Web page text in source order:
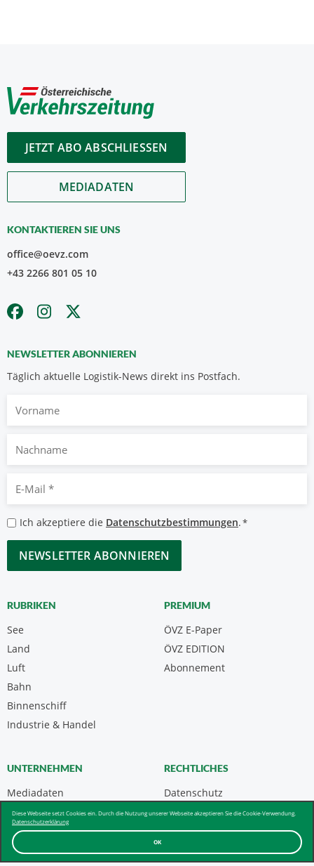
OK
Diese Webseite setzt Cookies ein. Durch die Nutzung unserer Webseite akzeptieren Sie die Cookie-Verwendung.
Datenschutzerklärung
JETZT ABO ABSCHLIESSEN
MEDIADATEN
KONTAKTIEREN SIE UNS
office@oevz.com
+43 2266 801 05 10
NEWSLETTER ABONNIEREN
Täglich aktuelle Logistik-News direkt ins Postfach.
Vorname
Nachname
Mail
*
Datenschutzbestimmungen
*
Ich akzeptiere die Datenschutzbestimmungen.*
CAPTCHA
RUBRIKEN
See
Land
Luft
Bahn
Binnenschiff
Industrie & Handel
PREMIUM
ÖVZ E-Paper
Abonnement
ÖVZ EDITION
UNTERNEHMEN
Mediadaten
Kontakt
Über uns & AGB
RECHTLICHES
Datenschutz
Impressum